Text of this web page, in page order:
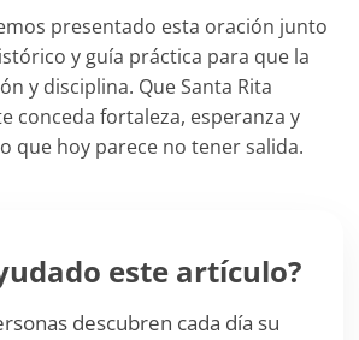
presentado esta oración junto
y guía práctica para que la
y disciplina. Que Santa Rita
conceda fortaleza, esperanza y
que hoy parece no tener salida.
este artículo?
descubren cada día su